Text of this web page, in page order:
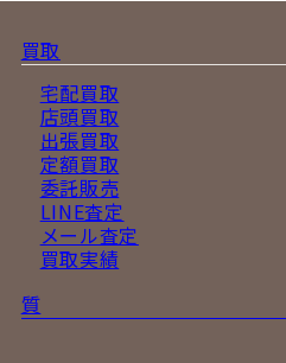
買取
宅配買取
店頭買取
出張買取
定額買取
委託販売
LINE査定
メール査定
買取実績
質